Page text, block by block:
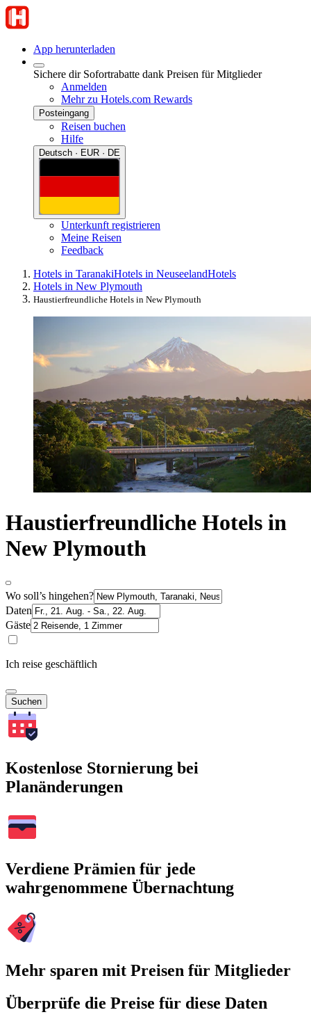
App herunterladen
Sichere dir Sofortrabatte dank Preisen für Mitglieder
Anmelden
Mehr zu Hotels.com Rewards
Posteingang
Reisen buchen
Hilfe
Deutsch · EUR · DE
Unterkunft registrieren
Meine Reisen
Feedback
Hotels in TaranakiHotels in NeuseelandHotels
Hotels in New Plymouth
Haustierfreundliche Hotels in New Plymouth
Haustierfreundliche Hotels in
New Plymouth
Wo soll’s hingehen?
Daten
Gäste
Ich reise geschäftlich
Suchen
Kostenlose Stornierung bei
Planänderungen
Verdiene Prämien für jede
wahrgenommene Übernachtung
Mehr sparen mit Preisen für Mitglieder
Überprüfe die Preise für diese Daten